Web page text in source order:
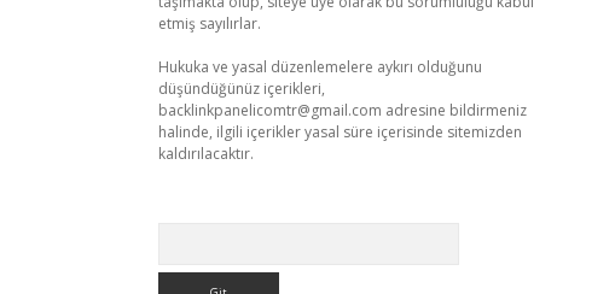
etmiş sayılırlar.
Hukuka ve yasal düzenlemelere aykırı olduğunu
düşündüğünüz içerikleri,
backlinkpanelicomtr@gmail.com adresine bildirmeniz
halinde, ilgili içerikler yasal süre içerisinde sitemizden
kaldırılacaktır.